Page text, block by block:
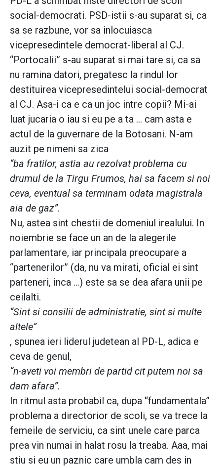
social-democrati. PSD-istii s-au suparat si, ca
sa se razbune, vor sa inlocuiasca
vicepresedintele democrat-liberal al CJ.
“Portocalii” s-au suparat si mai tare si, ca sa
nu ramina datori, pregatesc la rindul lor
destituirea vicepresedintelui social-democrat
al CJ. Asa-i ca e ca un joc intre copii? Mi-ai
luat jucaria o iau si eu pe a ta … cam asta e
actul de la guvernare de la Botosani. N-am
auzit pe nimeni sa zica
“ba fratilor, astia au rezolvat problema cu
drumul de la Tirgu Frumos, hai sa facem si noi
ceva, eventual sa terminam odata magistrala
aia de gaz”.
Nu, astea sint chestii de domeniul irealului. In
noiembrie se face un an de la alegerile
parlamentare, iar principala preocupare a
“partenerilor” (da, nu va mirati, oficial ei sint
parteneri, inca …) este sa se dea afara unii pe
ceilalti.
“Sint si consilii de administratie, sint si multe
altele”
, spunea ieri liderul judetean al PD-L, adica e
ceva de genul,
“n-aveti voi membri de partid cit putem noi sa
dam afara”.
In ritmul asta probabil ca, dupa “fundamentala”
problema a directorior de scoli, se va trece la
femeile de serviciu, ca sint unele care parca
prea vin numai in halat rosu la treaba. Aaa, mai
stiu si eu un paznic care umbla cam des in